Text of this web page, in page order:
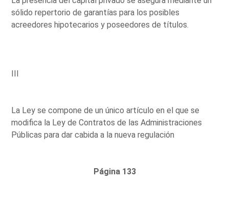
sólido repertorio de garantías para los posibles
acreedores hipotecarios y poseedores de títulos.
III
La Ley se compone de un único artículo en el que se
modifica la Ley de Contratos de las Administraciones
Públicas para dar cabida a la nueva regulación
Página 133